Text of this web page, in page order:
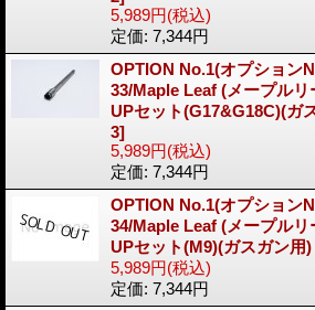
5,989円(税込)
定価: 7,344円
OPTION No.1(オプション
33/Maple Leaf (メープル
UPセット(G17&G18C)(ガ
3]
5,989円(税込)
定価: 7,344円
OPTION No.1(オプション
34/Maple Leaf (メープル
UPセット(M9)(ガスガン用)
5,989円(税込)
定価: 7,344円